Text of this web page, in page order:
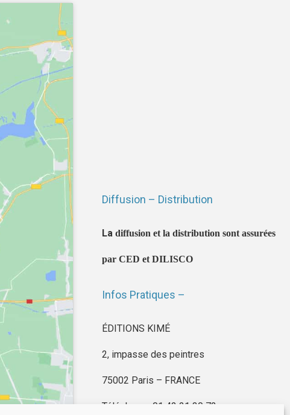
Diffusion – Distribution
La diffusion et la distribution sont assurées
par CED et DILISCO
Infos Pratiques –
ÉDITIONS KIMÉ
2, impasse des peintres
75002 Paris – FRANCE
Téléphone : 01 42 21 30 72